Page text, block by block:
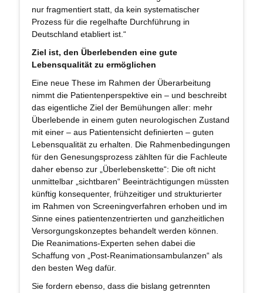
nur fragmentiert statt, da kein systematischer
Prozess für die regelhafte Durchführung in
Deutschland etabliert ist.“
Ziel ist, den Überlebenden eine gute
Lebensqualität zu ermöglichen
Eine neue These im Rahmen der Überarbeitung
nimmt die Patientenperspektive ein – und beschreibt
das eigentliche Ziel der Bemühungen aller: mehr
Überlebende in einem guten neurologischen Zustand
mit einer – aus Patientensicht definierten – guten
Lebensqualität zu erhalten. Die Rahmenbedingungen
für den Genesungsprozess zählten für die Fachleute
daher ebenso zur „Überlebenskette“: Die oft nicht
unmittelbar „sichtbaren“ Beeinträchtigungen müssten
künftig konsequenter, frühzeitiger und strukturierter
im Rahmen von Screeningverfahren erhoben und im
Sinne eines patientenzentrierten und ganzheitlichen
Versorgungskonzeptes behandelt werden können.
Die Reanimations-Experten sehen dabei die
Schaffung von „Post-Reanimationsambulanzen“ als
den besten Weg dafür.
Sie fordern ebenso, dass die bislang getrennten